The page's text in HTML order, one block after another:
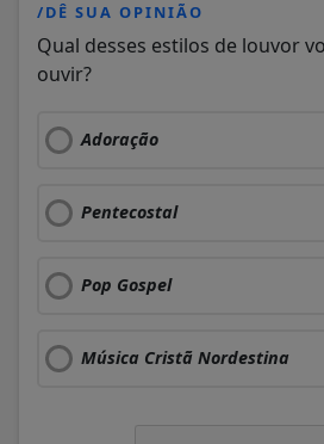
/DÊ SUA OPINIÃO
Qual desses estilos de louvor
ouvir?
Adoração
Pentecostal
Pop Gospel
Música Cristã Nordestina